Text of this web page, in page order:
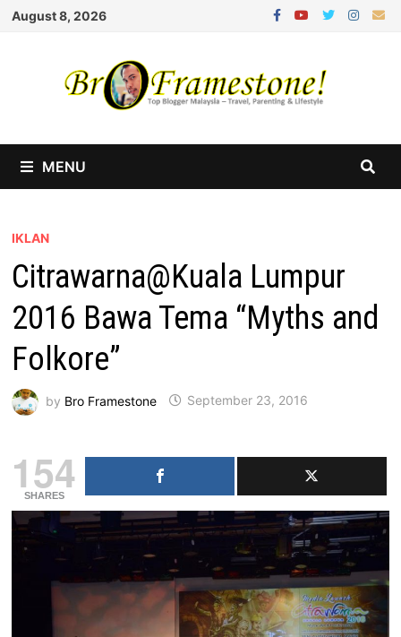
Skip
August 8, 2026
MENU
IKLAN
Citrawarna@Kuala Lumpur
2016 Bawa Tema “Myths and
Folkore”
by Bro Framestone September 23, 2016
154
SHARES